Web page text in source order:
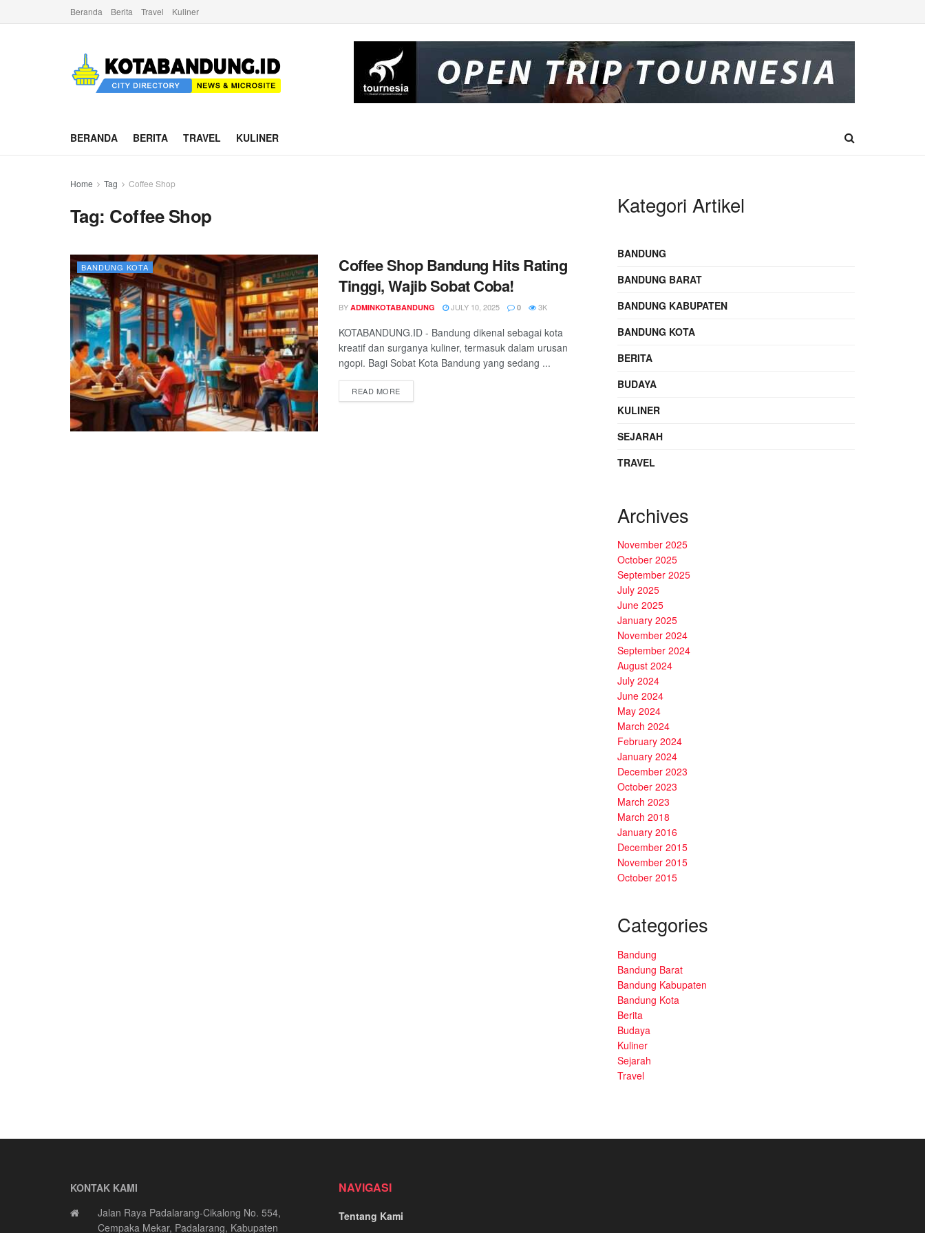
Beranda Berita Travel Kuliner
BERANDA BERITA TRAVEL KULINER
Home Tag Coffee Shop
Tag: Coffee Shop
BANDUNG KOTA
Coffee Shop Bandung Hits Rating
Tinggi, Wajib Sobat Coba!
BY ADMINKOTABANDUNG JULY 10, 2025 0 3K
KOTABANDUNG.ID - Bandung dikenal sebagai kota
kreatif dan surganya kuliner, termasuk dalam urusan
ngopi. Bagi Sobat Kota Bandung yang sedang ...
READ MORE
Kategori Artikel
BANDUNG
BANDUNG BARAT
BANDUNG KABUPATEN
BANDUNG KOTA
BERITA
BUDAYA
KULINER
SEJARAH
TRAVEL
Archives
November 2025
October 2025
September 2025
July 2025
June 2025
January 2025
November 2024
September 2024
August 2024
July 2024
June 2024
May 2024
March 2024
February 2024
January 2024
December 2023
October 2023
March 2023
March 2018
January 2016
December 2015
November 2015
October 2015
Categories
Bandung
Bandung Barat
Bandung Kabupaten
Bandung Kota
Berita
Budaya
Kuliner
Sejarah
Travel
KONTAK KAMI
Jalan Raya Padalarang-Cikalong No. 554,
Cempaka Mekar, Padalarang, Kabupaten
NAVIGASI
Tentang Kami